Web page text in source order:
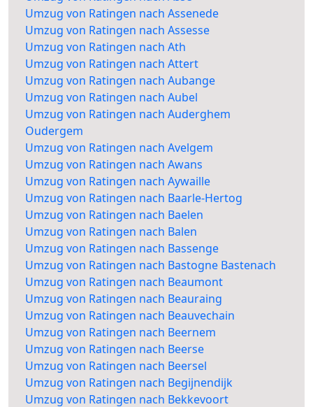
Umzug von Ratingen nach Assenede
Umzug von Ratingen nach Assesse
Umzug von Ratingen nach Ath
Umzug von Ratingen nach Attert
Umzug von Ratingen nach Aubange
Umzug von Ratingen nach Aubel
Umzug von Ratingen nach Auderghem
Oudergem
Umzug von Ratingen nach Avelgem
Umzug von Ratingen nach Awans
Umzug von Ratingen nach Aywaille
Umzug von Ratingen nach Baarle-Hertog
Umzug von Ratingen nach Baelen
Umzug von Ratingen nach Balen
Umzug von Ratingen nach Bassenge
Umzug von Ratingen nach Bastogne Bastenach
Umzug von Ratingen nach Beaumont
Umzug von Ratingen nach Beauraing
Umzug von Ratingen nach Beauvechain
Umzug von Ratingen nach Beernem
Umzug von Ratingen nach Beerse
Umzug von Ratingen nach Beersel
Umzug von Ratingen nach Begijnendijk
Umzug von Ratingen nach Bekkevoort